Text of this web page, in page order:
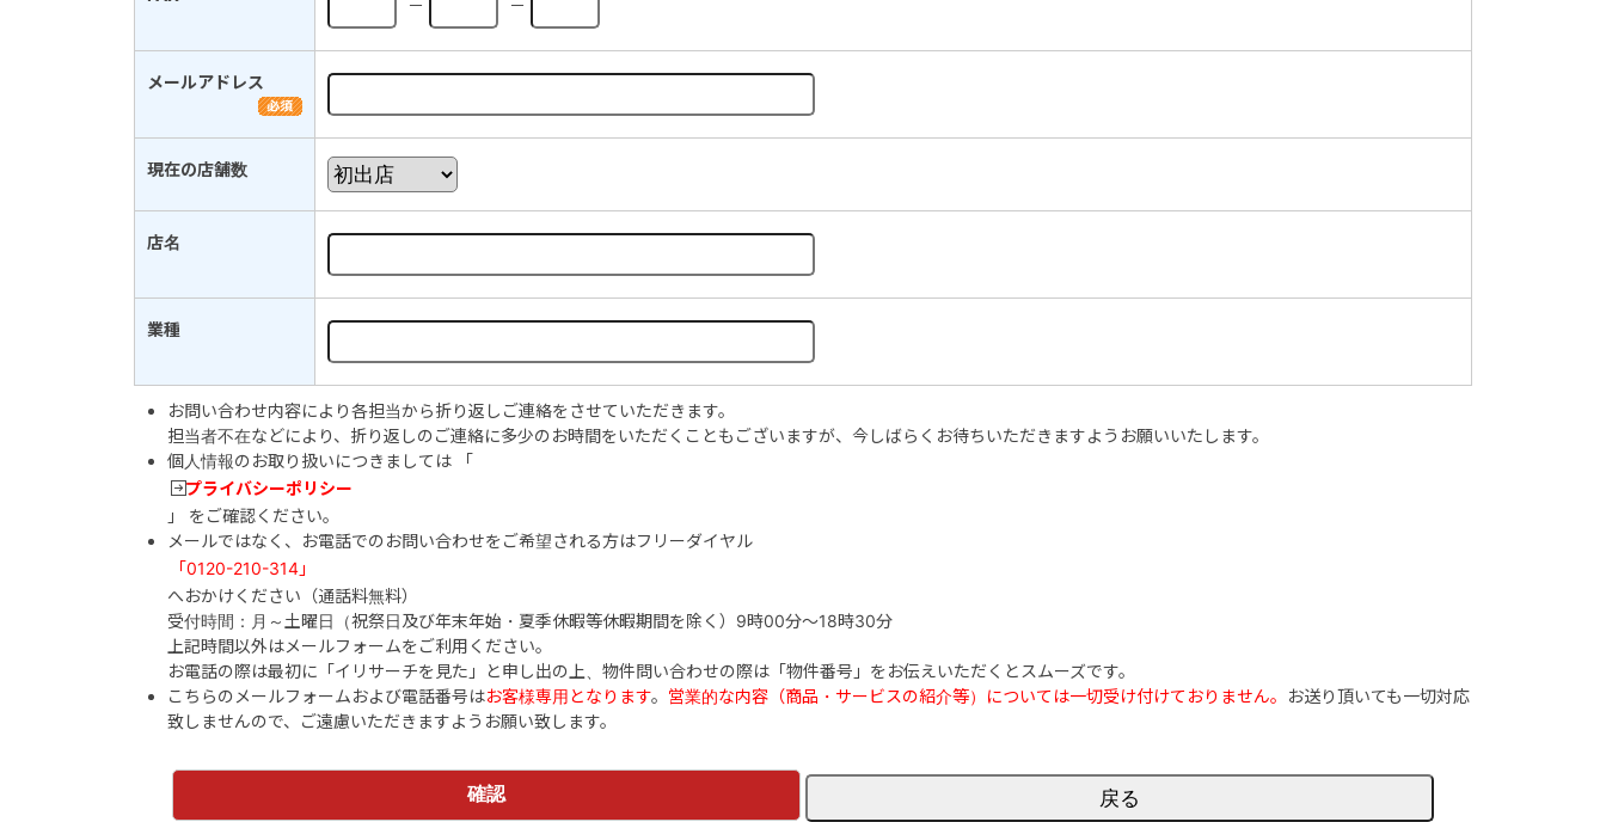
－ －
メールアドレス
現在の店舗数
店名
業種
お問い合わせ内容により各担当から折り返しご連絡をさせていただきます。
担当者不在などにより、折り返しのご連絡に多少のお時間をいただくこともございますが、今しばらくお待ちいただきますようお願いいたします。
個人情報のお取り扱いにつきましては 「
プライバシーポリシー
」 をご確認ください。
メールではなく、お電話でのお問い合わせをご希望される方はフリーダイヤル
「0120-210-314」
へおかけください（通話料無料）
受付時間：月～土曜日（祝祭日及び年末年始・夏季休暇等休暇期間を除く）9時00分～18時30分
上記時間以外はメールフォームをご利用ください。
お電話の際は最初に「イリサーチを見た」と申し出の上、物件問い合わせの際は「物件番号」をお伝えいただくとスムーズです。
こちらのメールフォームおよび電話番号はお客様専用となります。 営業的な内容（商品・サービスの紹介等）については一切受け付けておりません。
お送り頂いても一切対応
致しませんので、ご遠慮いただきますようお願い致します。